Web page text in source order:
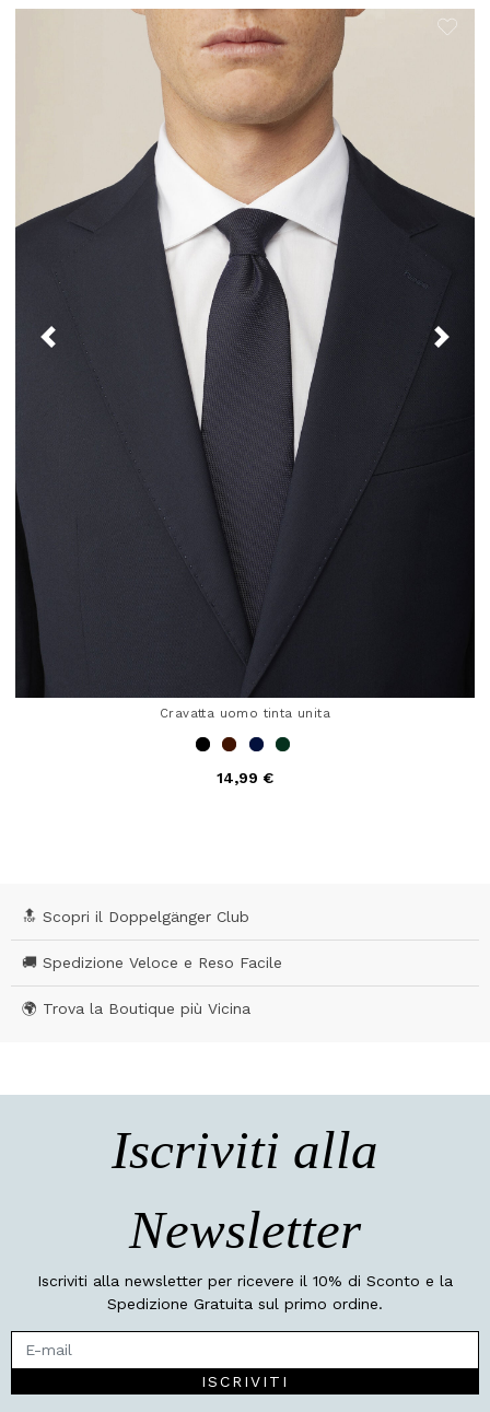
Cravatta uomo tinta unita
14,99 €
🔝 Scopri il Doppelgänger Club
🚚 Spedizione Veloce e Reso Facile
🌍 Trova la Boutique più Vicina
Iscriviti alla
Newsletter
Iscriviti alla newsletter per ricevere il 10% di Sconto e la
Spedizione Gratuita sul primo ordine.
ISCRIVITI